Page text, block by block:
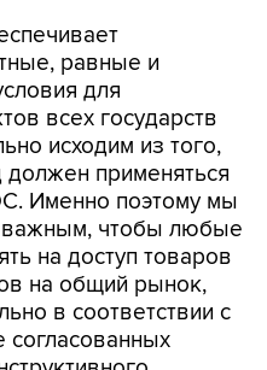
равные и
для
всех государств
исходим из того,
должен применяться
Именно поэтому мы
важным, чтобы любые
на доступ товаров
на общий рынок,
в соответствии с